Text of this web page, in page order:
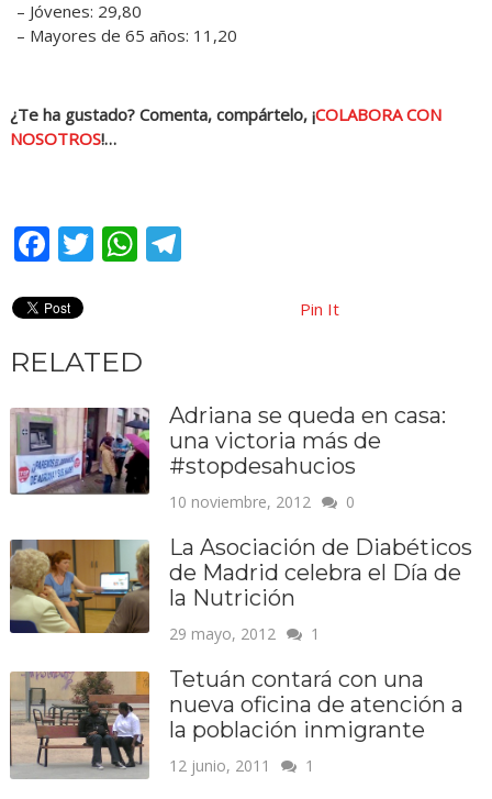
– Jóvenes: 29,80
– Mayores de 65 años: 11,20
¿Te ha gustado? Comenta, compártelo, ¡COLABORA CON
NOSOTROS!…
Facebook
Twitter
WhatsApp
Telegram
Pin It
RELATED
Adriana se queda en casa:
una victoria más de
#stopdesahucios
10 noviembre, 2012 0
La Asociación de Diabéticos
de Madrid celebra el Día de
la Nutrición
29 mayo, 2012 1
Tetuán contará con una
nueva oficina de atención a
la población inmigrante
12 junio, 2011 1